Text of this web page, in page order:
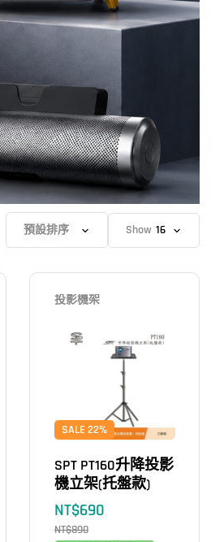
Show
投影機架
SALE 22%
SPT PT160升降投影
機立架(托盤款)
NT$890
NT$690